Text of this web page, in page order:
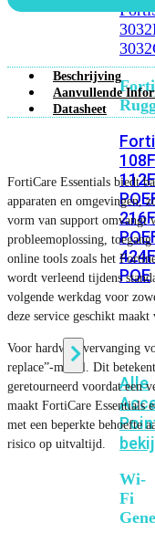
108F
POE
POE
POE
Alle
Wi-
Fi
Beschrijving
Aanvullende
Datasheet
FortiCare Essentials biedt
apparaten en omgevingen,
vorm van support omvangt
probleemoplossing,
online tools zoals het
wordt verleend tijdens
volgende werkdag voor
deze service geschikt
Voor hardwarevervanging
replace”-model. Dit
geretourneerd voordat een
maakt FortiCare Essentials
met een beperkte behoefte
risico op uitvaltijd.